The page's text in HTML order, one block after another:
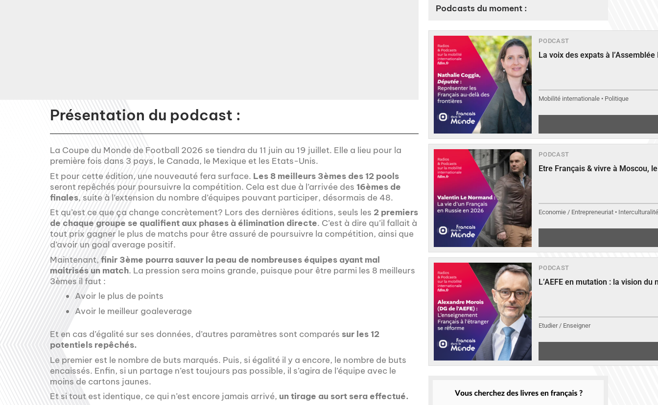
Présentation du podcast :
La Coupe du Monde de Football 2026 se tiendra du 11 juin au 19 juillet. Elle a lieu pour la
première fois dans 3 pays, le Canada, le Mexique et les Etats-Unis.
Et pour cette édition, une nouveauté fera surface. Les 8 meilleurs 3èmes des 12 pools
seront repêchés pour poursuivre la compétition. Cela est due à l’arrivée des 16èmes de
finales, suite à l’extension du nombre d’équipes pouvant participer, désormais de 48.
Et qu’est ce que ça change concrètement? Lors des dernières éditions, seuls les 2 premiers
de chaque groupe se qualifient aux phases à élimination directe. C’est à dire qu’il fallait à
tout prix gagner le plus de matchs pour être assuré de poursuivre la compétition, ainsi que
d’avoir un goal average positif.
Maintenant, finir 3ème pourra sauver la peau de nombreuses équipes ayant mal
maitrisés un match. La pression sera moins grande, puisque pour être parmi les 8 meilleurs
3èmes il faut :
Avoir le plus de points
Avoir le meilleur goaleverage
Et en cas d’égalité sur ses données, d’autres paramètres sont comparés sur les 12
potentiels repêchés.
Le premier est le nombre de buts marqués. Puis, si égalité il y a encore, le nombre de buts
encaissés. Enfin, si un partage n’est toujours pas possible, il s’agira de l’équipe avec le
moins de cartons jaunes.
Et si tout est identique, ce qui n’est encore jamais arrivé, un tirage au sort sera effectué.
Podcasts du moment :
PODCAST
La voix des expats à
Mobilité internationale • Politique
PODCAST
Etre Français & vivre à Moscou,
Economie / Entrepreneuriat •
PODCAST
L’AEFE en mutation : la vision
Etudier / Enseigner